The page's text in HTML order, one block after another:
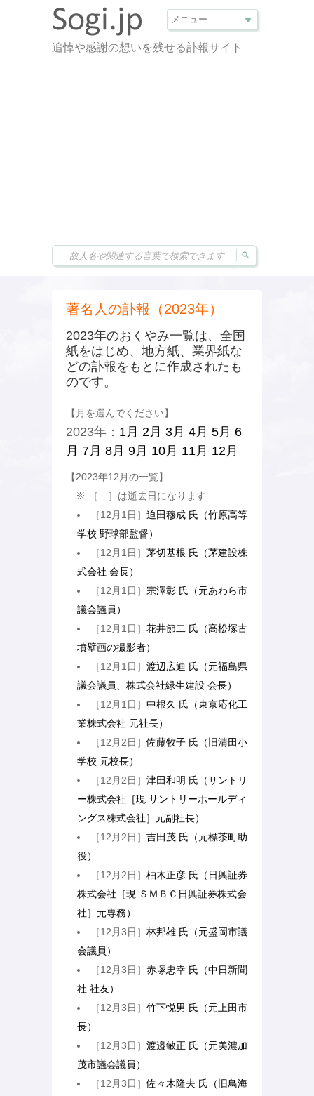
追悼や感謝の想いを残せる訃報サイト
著名人の訃報（2023年）
2023年のおくやみ一覧は、全国
紙をはじめ、地方紙、業界紙な
どの訃報をもとに作成されたも
のです。
【月を選んでください】
2023年： 1月 2月 3月 4月 5月 6
月 7月 8月 9月 10月 11月 12月
【2023年12月の一覧】
※ ［ ］は逝去日になります
［12月1日］迫田穆成 氏（竹原高等
学校 野球部監督）
［12月1日］茅切基根 氏（茅建設株
式会社 会長）
［12月1日］ 宗澤彰 氏（元あわら市
議会議員）
［12月1日］花井節二 氏（高松塚古
墳壁画の撮影者）
［12月1日］渡辺広迪 氏（元福島県
議会議員、株式会社緑生建設 会長）
［12月1日］中根久 氏（東京応化工
業株式会社 元社長）
［12月2日］佐藤牧子 氏（旧清田小
学校 元校長）
［12月2日］津田和明 氏（サントリ
ー株式会社［現 サントリーホールディ
ングス株式会社］元副社長）
［12月2日］吉田茂 氏（元標茶町助
役）
［12月2日］柚木正彦 氏（日興証券
株式会社［現 ＳＭＢＣ日興証券株式会
社］元専務）
［12月3日］林邦雄 氏（元盛岡市議
会議員）
［12月3日］赤塚忠幸 氏（中日新聞
社 社友）
［12月3日］竹下悦男 氏（元上田市
長）
［12月3日］渡邉敏正 氏（元美濃加
茂市議会議員）
［12月3日］佐々木隆夫 氏（旧鳥海